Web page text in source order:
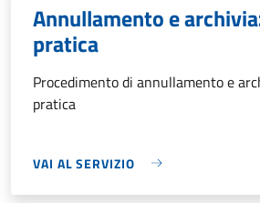
Annullamento e
pratica
Procedimento di annullamento e
pratica
VAI AL SERVIZIO